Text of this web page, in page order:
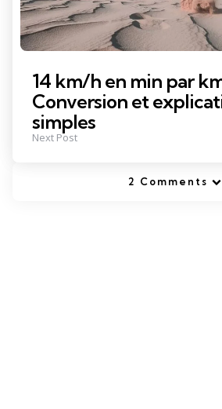
14 km/h en min par
Conversion et
simples
Next Post
2 Comments